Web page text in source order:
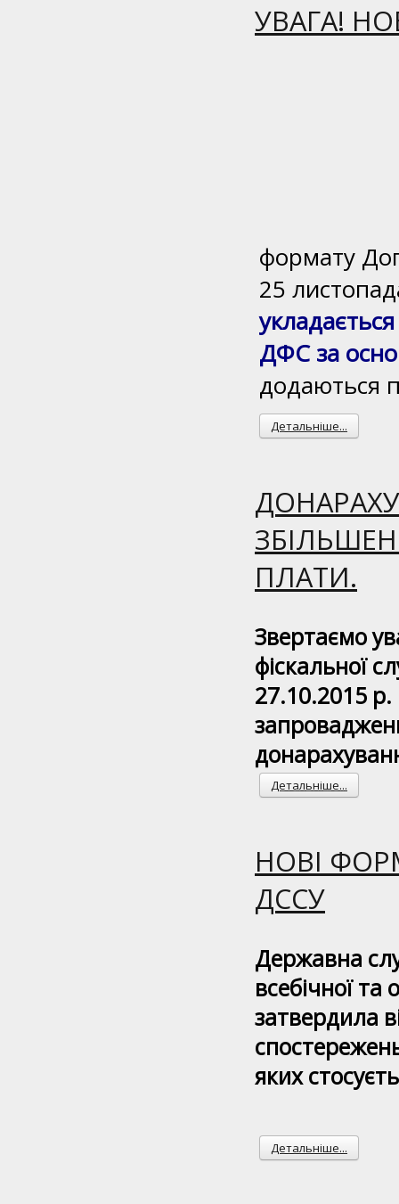
УВАГА!
формату
25
ДФС за
додаються
Детальніше...
ПЛАТИ.
Звертаємо
фіскальної
27.10.2015
Детальніше...
НОВІ
ДССУ
Державна
всебічної та
затвердила
яких
Детальніше...